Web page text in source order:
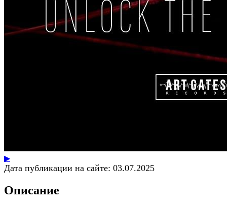
▶
Дата публикации на сайте: 03.07.2025
Описание